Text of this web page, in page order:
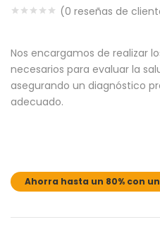
(0 reseñas de
Nos encargamos de realizar
necesarios para evaluar la
asegurando un diagnóstico
adecuado.
Ahorra hasta un 80% con